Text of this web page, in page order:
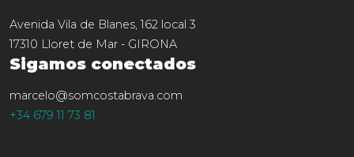
Avenida Vila de Blanes, 162 local 3
17310 Lloret de Mar - GIRONA
Sigamos conectados
marcelo@somcostabrava.com
+34 679 11 73 81